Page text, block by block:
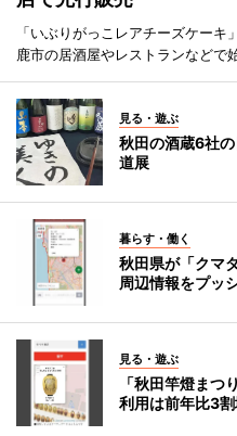
「いぶりがっこレアチーズケー
鹿市の居酒屋やレストランなどで
見る・遊ぶ
秋田の酒蔵6社
道展
暮らす・働く
秋田県が「クマ
周辺情報をプッ
見る・遊ぶ
「秋田竿燈まつ
利用は前年比3